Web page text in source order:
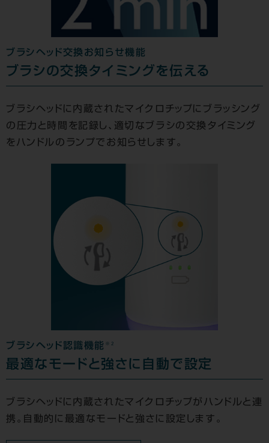
ブラシヘッド交換お知らせ機能
ブラシの交換タイミングを伝える
ブラシヘッドに内蔵されたマイクロチップにブラッシング
の圧力と時間を記録し、適切なブラシの交換タイミング
をハンドルのランプでお知らせします。
ブラシヘッド認識機能 ※2
最適なモードと強さに自動で設定
ブラシヘッドに内蔵されたマイクロチップがハンドルと連
携。自動的に最適なモードと強さに設定します。